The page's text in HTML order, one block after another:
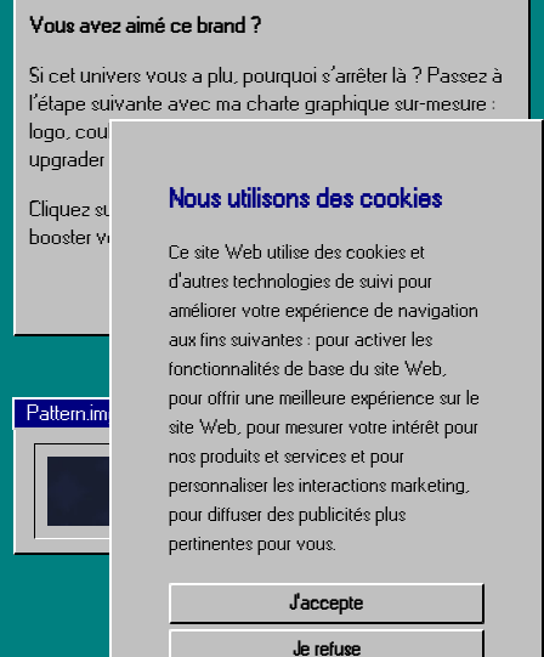
Nous utilisons des cookies
Ce site Web utilise des cookies et
d'autres technologies de suivi pour
améliorer votre expérience de navigation
aux fins suivantes : pour activer les
fonctionnalités de base du site Web,
pour offrir une meilleure expérience sur le
site Web,pour mesurer votre intérêt pour
nos produits et services et pour
personnaliser les interactions marketing,
pour diffuser des publicités plus
pertinentes pour vous.
J'accepte
Je refuse
Vous avez aimé ce brand ?
Si cet univers vous a plu, pourquoi s’arrêter là ? Passez à
l’étape suivante avec ma charte graphique sur-mesure :
logo, couleurs, typos, déclinaisons… tout ce qu’il faut pour
upgrader votre marque comme un pro.
Cliquez sur le lien ci-dessous pour lancer l’upgrade et
booster votre interface.
Service Charte Graphique
Pattern.img